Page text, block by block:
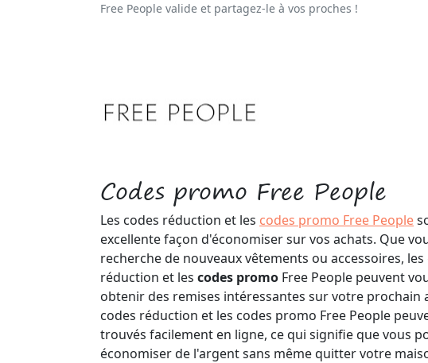
Free People valide et partagez-le à vos proches !
Codes promo Free People
Les codes réduction et les codes promo Free People
excellente façon d'économiser sur vos achats. Que
recherche de nouveaux vêtements ou accessoires, les
réduction et les codes promo Free People peuvent
obtenir des remises intéressantes sur votre prochain
codes réduction et les codes promo Free People
trouvés facilement en ligne, ce qui signifie que vous
économiser de l'argent sans même quitter votre